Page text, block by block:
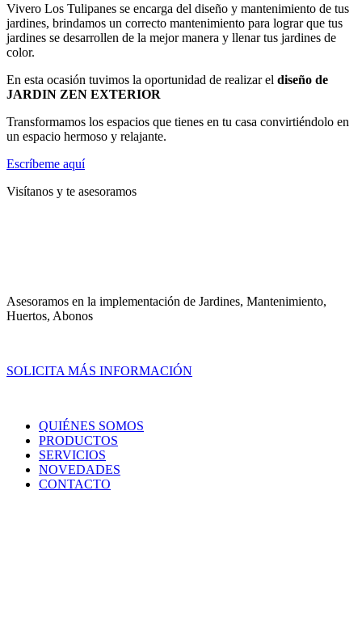
Vivero Los Tulipanes se encarga del diseño y mantenimiento de tus
jardines, brindamos un correcto mantenimiento para lograr que tus
jardines se desarrollen de la mejor manera y llenar tus jardines de
color.
En esta ocasión tuvimos la oportunidad de realizar el diseño de
JARDIN ZEN EXTERIOR
Transformamos los espacios que tienes en tu casa convirtiéndolo en
un espacio hermoso y relajante.
Escríbeme aquí
Visítanos y te asesoramos
Asesoramos en la implementación de Jardines, Mantenimiento,
Huertos, Abonos
SOLICITA MÁS INFORMACIÓN
QUIÉNES SOMOS
PRODUCTOS
SERVICIOS
NOVEDADES
CONTACTO